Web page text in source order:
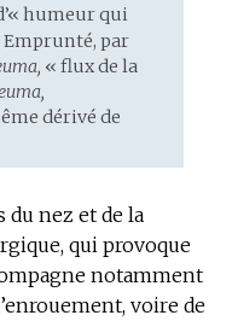
humeur qui
Emprunté, par
« flux de la
dérivé de
nez et de la
qui provoque
notamment
voire de